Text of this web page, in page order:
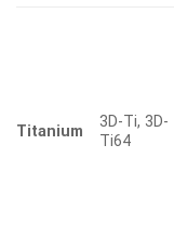
Titanium
3D-Ti, 3D-
Ti64